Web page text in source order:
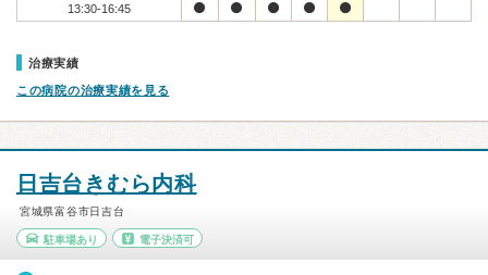
13:30-16:45
治療実績
この病院の治療実績を見る
日吉台きむら内科
宮城県富谷市日吉台
駐車場あり 電子決済可